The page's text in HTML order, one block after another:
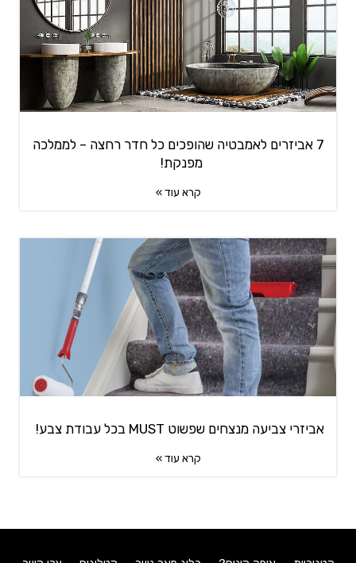
7 אביזרים לאמבטיה שהופכים כל חדר רחצה – לממלכה
מפנקת!
קרא עוד »
אביזרי צביעה מנצחים שפשוט MUST בכל עבודת צבע!
קרא עוד »